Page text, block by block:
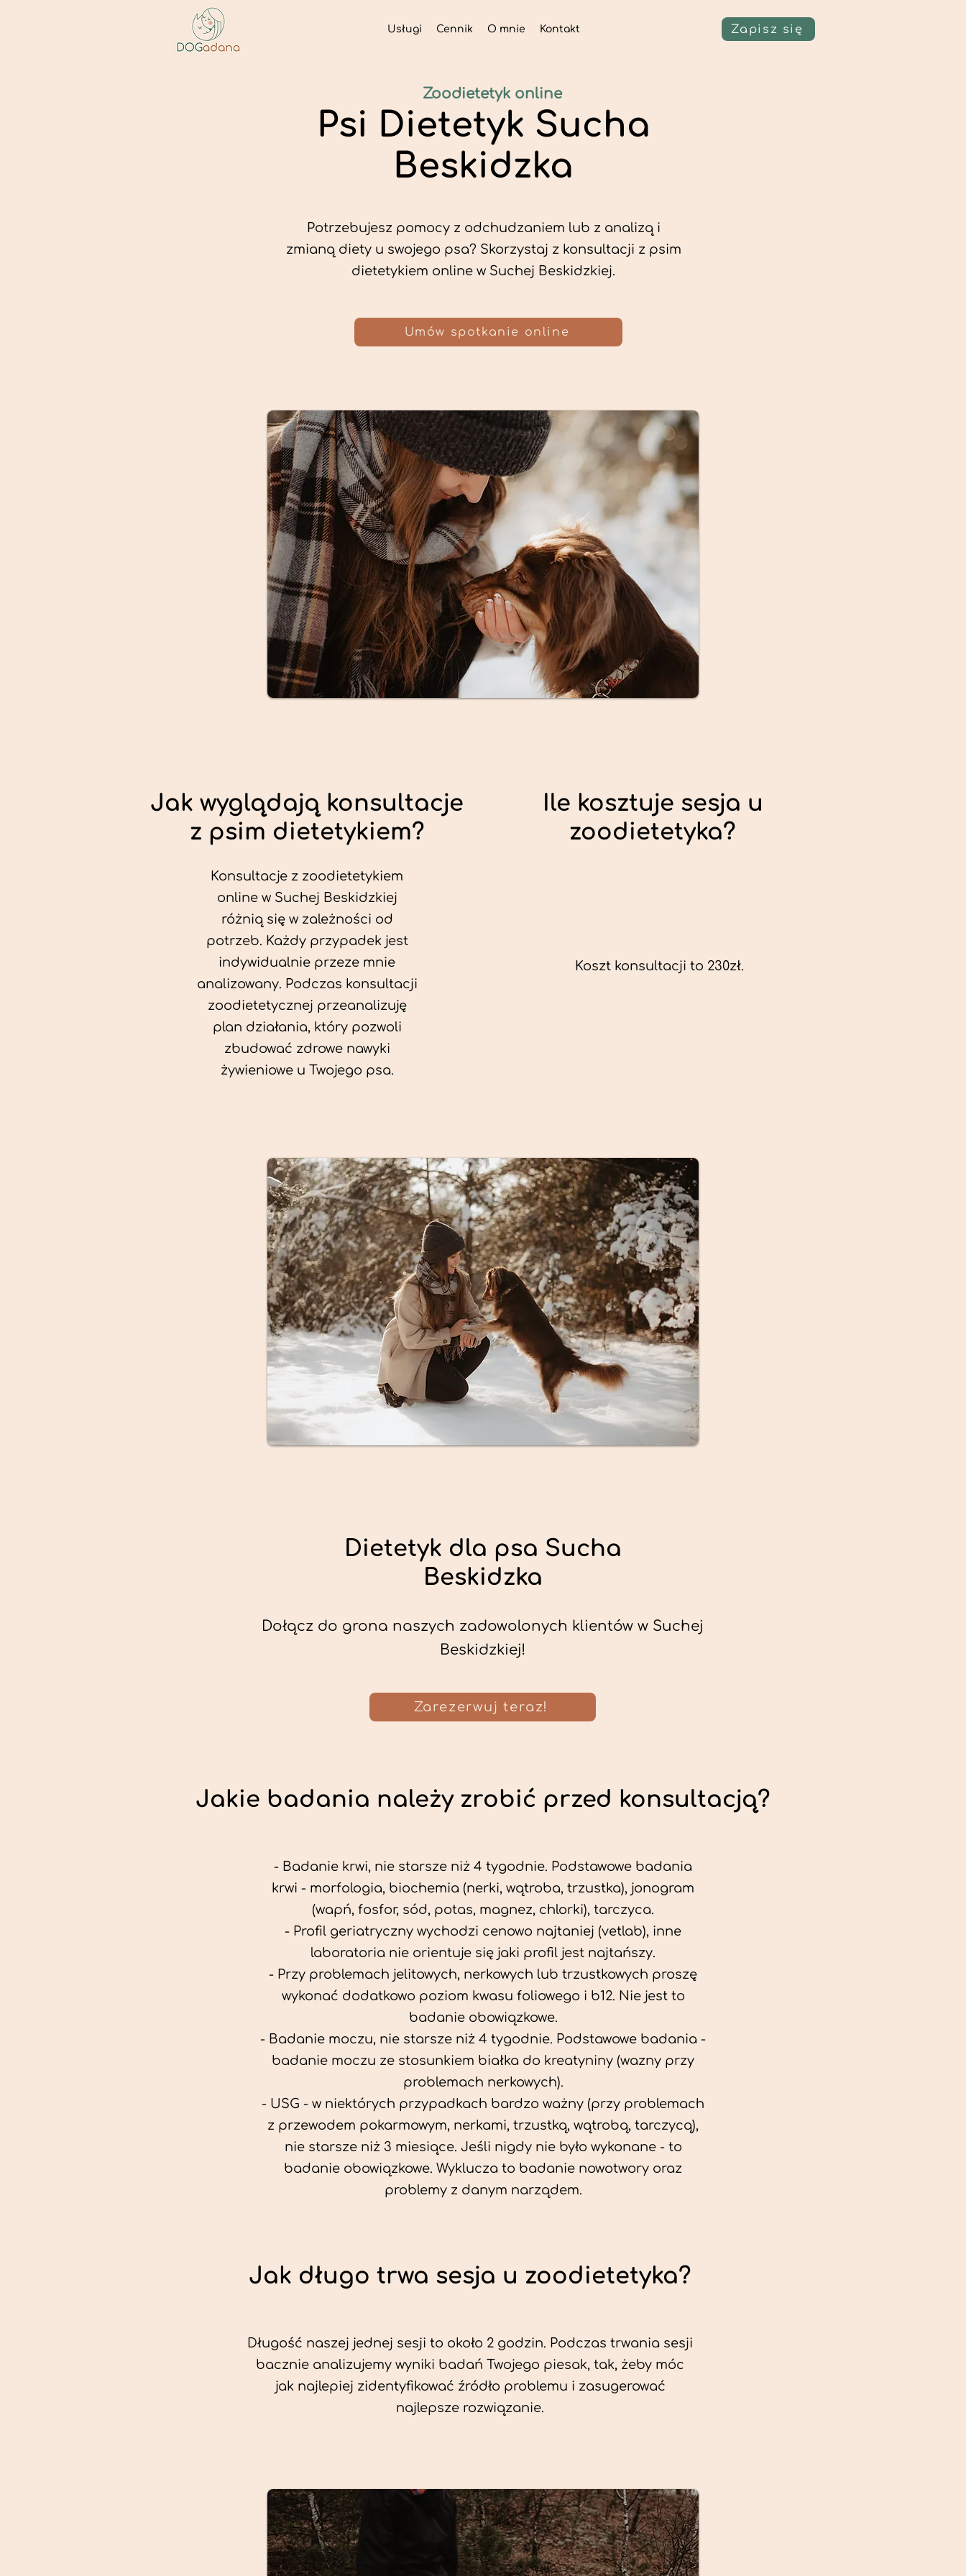
Usługi Cennik O mnie Kontakt Zapisz się
Psi Dietetyk Sucha
Beskidzka
Potrzebujesz pomocy z odchudzaniem lub z analizą i
zmianą diety u swojego psa? Skorzystaj z konsultacji z psim
dietetykiem online w Suchej Beskidzkiej.
Zoodietetyk online
Umów spotkanie online
Jak wyglądają konsultacje
z psim dietetykiem?
Konsultacje z zoodietetykiem
online w Suchej Beskidzkiej
różnią się w zależności od
potrzeb. Każdy przypadek jest
indywidualnie przeze mnie
analizowany. Podczas konsultacji
zoodietetycznej przeanalizuję
plan działania, który pozwoli
zbudować zdrowe nawyki
żywieniowe u Twojego psa.
Ile kosztuje sesja u
zoodietetyka?
Koszt konsultacji to 230zł.
Dietetyk dla psa Sucha
Beskidzka
Dołącz do grona naszych zadowolonych klientów w Suchej
Beskidzkiej!
Zarezerwuj teraz!
Jakie badania należy zrobić przed konsultacją?
- Badanie krwi, nie starsze niż 4 tygodnie. Podstawowe badania
krwi - morfologia, biochemia (nerki, wątroba, trzustka), jonogram
(wapń, fosfor, sód, potas, magnez, chlorki), tarczyca.
- Profil geriatryczny wychodzi cenowo najtaniej (vetlab), inne
laboratoria nie orientuje się jaki profil jest najtańszy.
- Przy problemach jelitowych, nerkowych lub trzustkowych proszę
wykonać dodatkowo poziom kwasu foliowego i b12. Nie jest to
badanie obowiązkowe.
- Badanie moczu, nie starsze niż 4 tygodnie. Podstawowe badania -
badanie moczu ze stosunkiem białka do kreatyniny (wazny przy
problemach nerkowych).
- USG - w niektórych przypadkach bardzo ważny (przy problemach
z przewodem pokarmowym, nerkami, trzustką, wątrobą, tarczycą),
nie starsze niż 3 miesiące. Jeśli nigdy nie było wykonane - to
badanie obowiązkowe. Wyklucza to badanie nowotwory oraz
problemy z danym narządem.
Jak długo trwa sesja u zoodietetyka?
Długość naszej jednej sesji to około 2 godzin. Podczas trwania sesji
bacznie analizujemy wyniki badań Twojego piesak, tak, żeby móc
jak najlepiej zidentyfikować źródło problemu i zasugerować
najlepsze rozwiązanie.